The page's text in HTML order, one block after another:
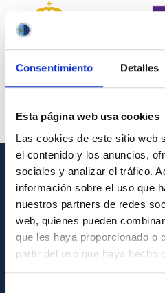
Consentimiento Detalles
Esta página web usa cookies
Las cookies de este sitio web
el contenido y los anuncios,
sociales y analizar el tráfico.
información sobre el uso que
nuestros partners de redes
web, quienes pueden
que les haya proporcionado o
partir del uso que haya hecho
INFORMACIÓN GENERAL
Contacto
Cómo llegar al IAC
Directorio de personal